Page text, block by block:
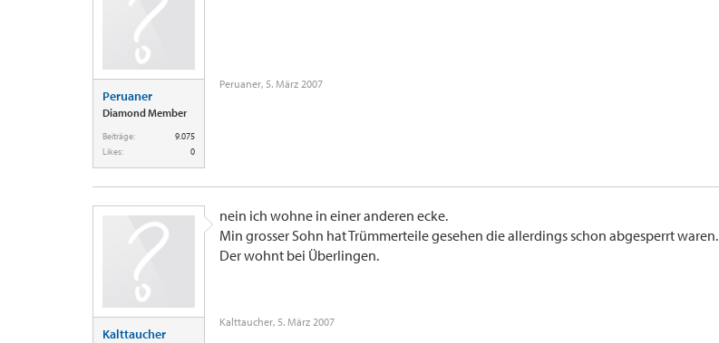
Peruaner
Diamond Member
Beiträge:
9.075
Likes:
0
Peruaner, 5. März 2007
Kalttaucher
nein ich wohne in einer anderen ecke.
Min grosser Sohn hat Trümmerteile gesehen die allerdings schon abgesperrt waren.
Der wohnt bei Überlingen.
Kalttaucher, 5. März 2007